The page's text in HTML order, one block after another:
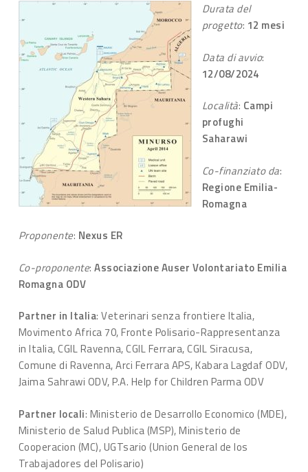
Durata del
progetto: 12 mesi
Data di avvio:
12/08/2024
Località: Campi
profughi
Saharawi
Co-finanziato da:
Regione Emilia-
Romagna
Proponente: Nexus ER
Co-proponente:Associazione Auser Volontariato Emilia
Romagna ODV
Partner in Italia: Veterinari senza frontiere Italia,
Movimento Africa 70, Fronte Polisario-Rappresentanza
in Italia, CGIL Ravenna, CGIL Ferrara, CGIL Siracusa,
Comune di Ravenna, Arci Ferrara APS, Kabara Lagdaf ODV,
Jaima Sahrawi ODV, P.A. Help for Children Parma ODV
Partner locali: Ministerio de Desarrollo Economico (MDE),
Ministerio de Salud Publica (MSP), Ministerio de
Cooperacion (MC), UGTsario (Union General de los
Trabajadores del Polisario)